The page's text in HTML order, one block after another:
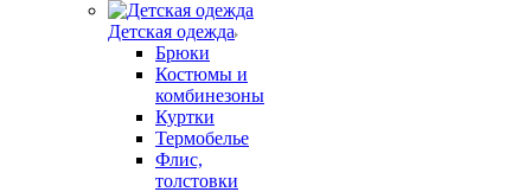
Детская одежда
Брюки
Костюмы и
комбинезоны
Куртки
Термобелье
Флис,
толстовки